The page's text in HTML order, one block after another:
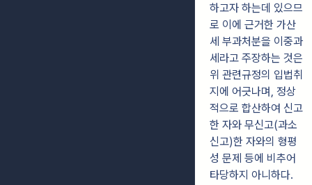
하고자 하는데 있으므
로 이에 근거한 가산
세 부과처분을 이중과
세라고 주장하는 것은
위 관련규정의 입법취
지에 어긋나며, 정상
적으로 합산하여 신고
한 자와 무신고(과소
신고)한 자와의 형평
성 문제 등에 비추어
타당하지 아니하다.